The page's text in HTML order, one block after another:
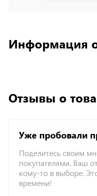
Информация
Отзывы о
Уже пробовали
Поделитесь своим
покупателями. Ваш
кому-то в выборе.
времени!